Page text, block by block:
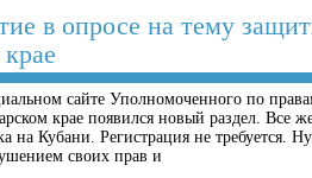
в опросе на тему
сайте Уполномоченного по
крае появился новый раздел. Все
на Кубани. Регистрация не требуется.
своих прав и